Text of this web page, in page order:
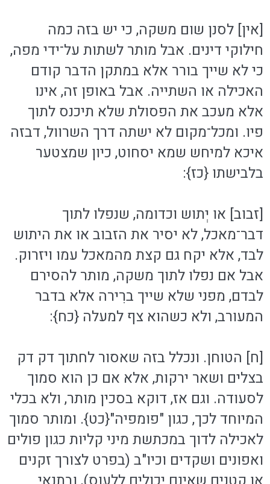
[אין] לסנן שום משקה, כי יש בזה כמה
חילוקי דינים. אבל מותר לשתות על־ידי מפה,
כי לא שייך בורר אלא במתקן הדבר קודם
האכילה או השתייה. אבל באופן זה, אינו
אלא מעכב את הפסולת שלא תיכנס לתוך
פיו. ומכל־מקום לא ישתה דרך השרוול, דבזה
איכא למיחש שמא יסחוט, כיון שמצטער
בלבישתו {כז}:
[זבוב] או יְתוש וכדומה, שנפלו לתוך
דבר־מאכל, לא יסיר את הזבוב או את היתוש
לבד, אלא יקח גם קצת מהמאכל עמו ויזרוק.
אבל אם נפלו לתוך משקה, מותר להסירם
לבדם, מפני שלא שייך ברִירה אלא בדבר
המעורב, ולא כשהוא צף למעלה {כח}:
[ח] הטוחן. ונכלל בזה שאסור לחתוך דק דק
בצלים ושאר ירקות, אלא אם כן הוא סמוך
לסעודה. וגם אז, דוקא בסכין מותר, ולא בכלי
המיוחד לכך, כגון "פומפיה"{כט}. ומותר סמוך
לאכילה לדוך במכתשת מיני קליות כגון פולים
ואפונים ושקדים וכיו"ב (בפרט לצורך זקנים